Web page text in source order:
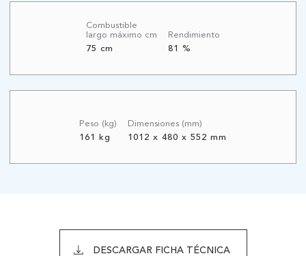
Combustible
largo máximo cm
75 cm
Rendimiento
81 %
Peso (kg)
161 kg
Dimensiones (mm)
1012 x 480 x 552 mm
DESCARGAR FICHA TÉCNICA